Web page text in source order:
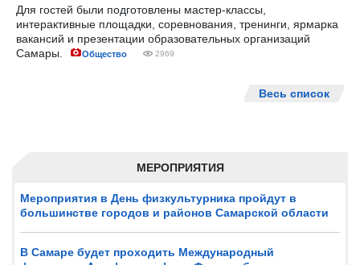
МЕРОПРИЯТИЯ
Мероприятия в День физкультурника пройдут в
большинстве городов и районов Самарской области
В Самаре будет проходить Международный
Для гостей были подготовлены мастер-классы,
интерактивные площадки, соревнования, тренинги, ярмарка
вакансий и презентации образовательных организаций
Самары.
Общество 2969
Весь список